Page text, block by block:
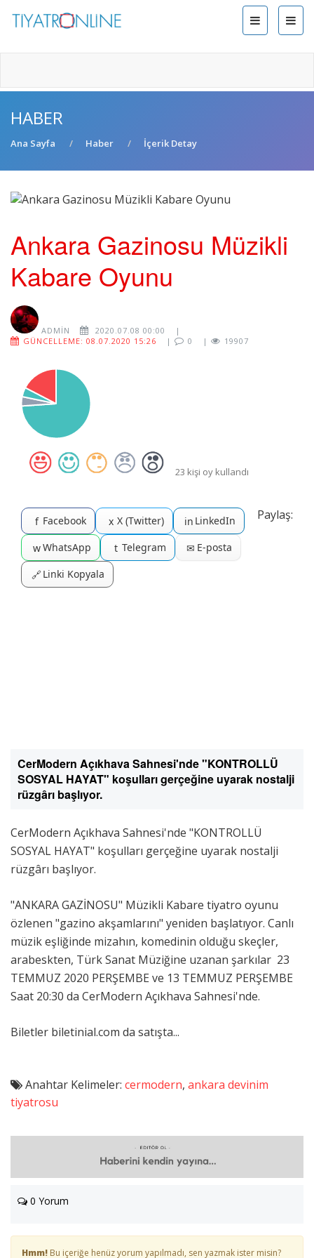
HABER
Ana Sayfa Haber İçerik Detay
Ankara Gazinosu Müzikli
Kabare Oyunu
ADMIN 2020.07.08 00:00
|
GÜNCELLEME: 08.07.2020 15:26
| 0 | 19907
23 kişi oy kullandı
Paylaş:
f Facebook x X (Twitter) in LinkedIn
wWhatsApp t Telegram ✉ E-posta
🔗Linki Kopyala
CerModern Açıkhava Sahnesi'nde "KONTROLLÜ
SOSYAL HAYAT" koşulları gerçeğine uyarak nostalji
rüzgârı başlıyor.
CerModern Açıkhava Sahnesi'nde "KONTROLLÜ
SOSYAL HAYAT" koşulları gerçeğine uyarak nostalji
rüzgârı başlıyor.
"ANKARA GAZİNOSU" Müzikli Kabare tiyatro oyunu
özlenen "gazino akşamlarını" yeniden başlatıyor. Canlı
müzik eşliğinde mizahın, komedinin olduğu skeçler,
arabeskten, Türk Sanat Müziğine uzanan şarkılar 23
TEMMUZ 2020 PERŞEMBE ve 13 TEMMUZ PERŞEMBE
Saat 20:30 da CerModern Açıkhava Sahnesi'nde.
Biletler biletinial.com da satışta...
Anahtar Kelimeler: cermodern, ankara devinim
tiyatrosu
0 Yorum
Hmm! Bu içeriğe henüz yorum yapılmadı, sen yazmak ister misin?